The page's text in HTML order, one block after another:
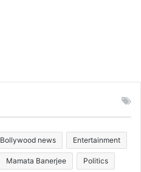
Bollywood news Entertainment
Mamata Banerjee Politics